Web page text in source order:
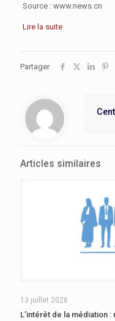
Source : www.news.cn
Lire la suite
Partager
Articles similaires
13 juillet 2026
L’intérêt de la médiation